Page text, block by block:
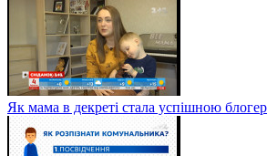
Як мама в декреті стала успішною